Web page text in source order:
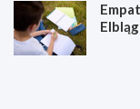
Z
E